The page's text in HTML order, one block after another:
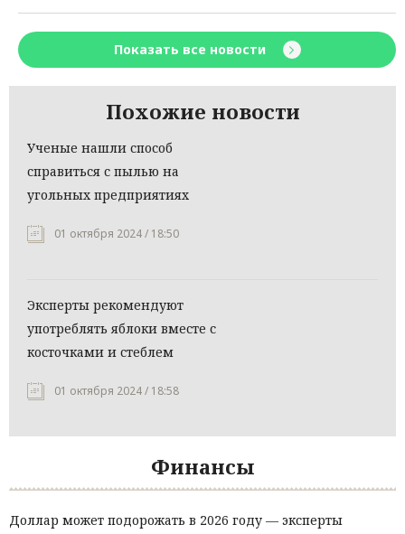
Показать все новости
Похожие новости
Ученые нашли способ
справиться с пылью на
угольных предприятиях
01 октября 2024 / 18:50
Эксперты рекомендуют
употреблять яблоки вместе с
косточками и стеблем
01 октября 2024 / 18:58
Финансы
Доллар может подорожать в 2026 году — эксперты